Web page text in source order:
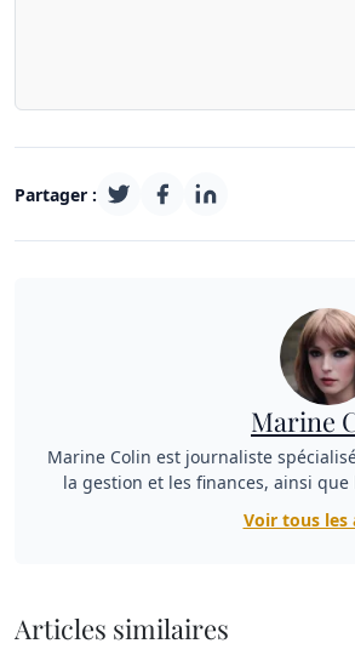
Partager :
Marine
Marine Colin est journaliste
la gestion et les finances, ainsi
Voir tous les
Articles similaires